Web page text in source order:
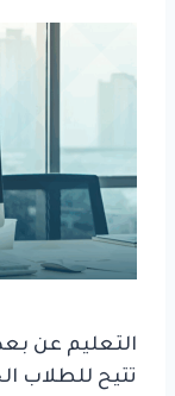
التعليم عن
تتيح للطلاب